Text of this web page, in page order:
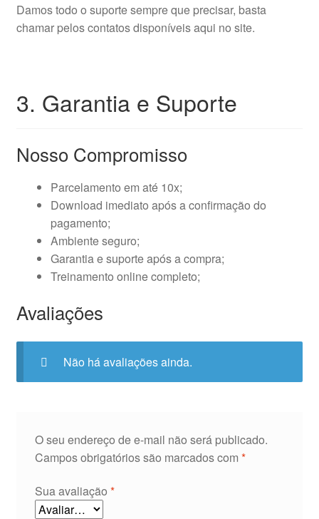
Damos todo o suporte sempre que precisar, basta
chamar pelos contatos disponíveis aqui no site.
3. Garantia e Suporte
Nosso Compromisso
Parcelamento em até 10x;
Download imediato após a confirmação do
pagamento;
Ambiente seguro;
Garantia e suporte após a compra;
Treinamento online completo;
Avaliações
Não há avaliações ainda.
O seu endereço de e-mail não será publicado.
Campos obrigatórios são marcados com *
Sua avaliação *